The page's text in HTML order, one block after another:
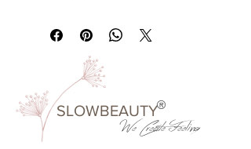
Verpakkingseenheid:
Kleur:oud blauw
SLOWBEAUTY
We CreateFeeling
®